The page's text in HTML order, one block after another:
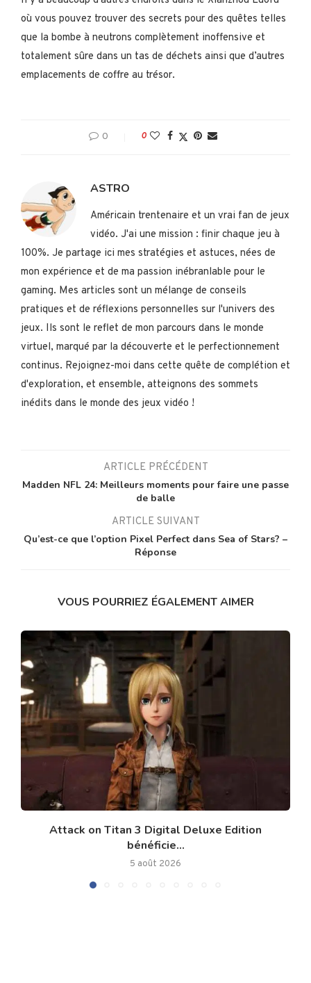
où vous pouvez trouver des secrets pour des quêtes telles
que la bombe à neutrons complètement inoffensive et
totalement sûre dans un tas de déchets ainsi que d’autres
emplacements de coffre au trésor.
0 0
ASTRO
Américain trentenaire et un vrai fan de jeux
vidéo. J'ai une mission : finir chaque jeu à
100%. Je partage ici mes stratégies et astuces, nées de
mon expérience et de ma passion inébranlable pour le
gaming. Mes articles sont un mélange de conseils
pratiques et de réflexions personnelles sur l'univers des
jeux. Ils sont le reflet de mon parcours dans le monde
virtuel, marqué par la découverte et le perfectionnement
continus. Rejoignez-moi dans cette quête de complétion et
d'exploration, et ensemble, atteignons des sommets
inédits dans le monde des jeux vidéo !
ARTICLE PRÉCÉDENT
Madden NFL 24: Meilleurs moments pour faire une passe
de balle
ARTICLE SUIVANT
Qu’est-ce que l’option Pixel Perfect dans Sea of Stars? –
Réponse
VOUS POURRIEZ ÉGALEMENT AIMER
Attack on Titan 3 Digital Deluxe Edition
bénéficie...
5 août 2026